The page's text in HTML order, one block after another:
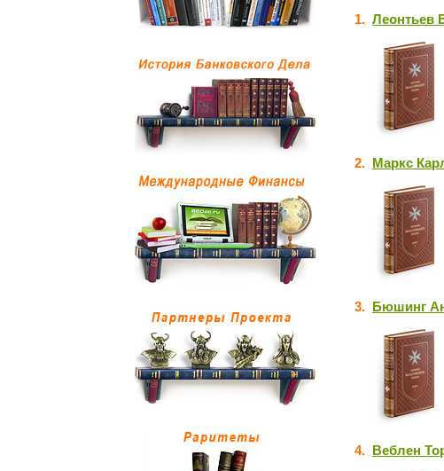
1. Леонтьев
2. Маркс
3. Бюшинг
4. Веблен